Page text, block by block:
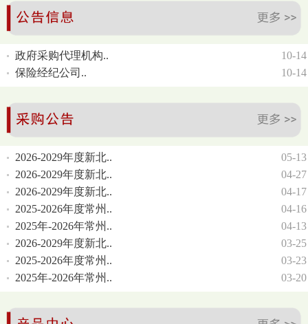
政府采购代理机构..
10-14
保险经纪公司..
10-14
2026-2029年度新北..
05-13
2026-2029年度新北..
04-27
2026-2029年度新北..
04-17
2025-2026年度常州..
04-16
2025年-2026年常州..
04-13
2026-2029年度新北..
03-25
2025-2026年度常州..
03-23
2025年-2026年常州..
03-20